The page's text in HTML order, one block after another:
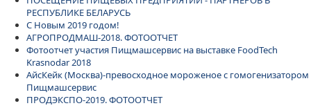
РЕСПУБЛИКЕ БЕЛАРУСЬ
С Новым 2019 годом!
АГРОПРОДМАШ-2018. ФОТООТЧЕТ
Фотоотчет участия Пищмашсервис на выставке FoodTech
Krasnodar 2018
АйсКейк (Москва)-превосходное мороженое с гомогенизатором
Пищмашсервис
ПРОДЭКСПО-2019. ФОТООТЧЕТ